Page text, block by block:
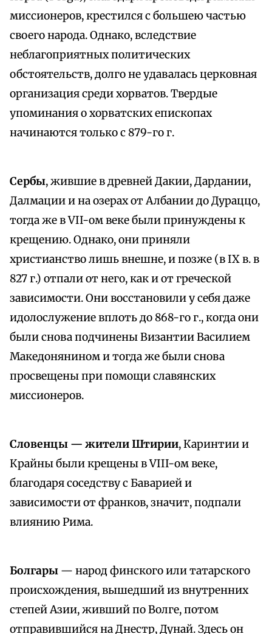
миссионеров, крестился с большею частью
своего народа. Однако, вследствие
неблагоприятных политических
обстоятельств, долго не удавалась церковная
организация среди хорватов. Твердые
упоминания о хорватских епископах
начинаются только с 879-го г.
Сербы, жившие в древней Дакии, Дардании,
Далмации и на озерах от Албании до Дураццо,
тогда же в VII-ом веке были принуждены к
крещению. Однако, они приняли
христианство лишь внешне, и позже (в IX в. в
827 г.) отпали от него, как и от греческой
зависимости. Они восстановили у себя даже
идолослужение вплоть до 868-го г., когда они
были снова подчинены Византии Василием
Македонянином и тогда же были снова
просвещены при помощи славянских
миссионеров.
Словенцы — жители Штирии, Каринтии и
Крайны были крещены в VIII-ом веке,
благодаря соседству с Баварией и
зависимости от франков, значит, подпали
влиянию Рима.
Болгары — народ финского или татарского
происхождения, вышедший из внутренних
степей Азии, живший по Волге, потом
отправившийся на Днестр, Дунай. Здесь он